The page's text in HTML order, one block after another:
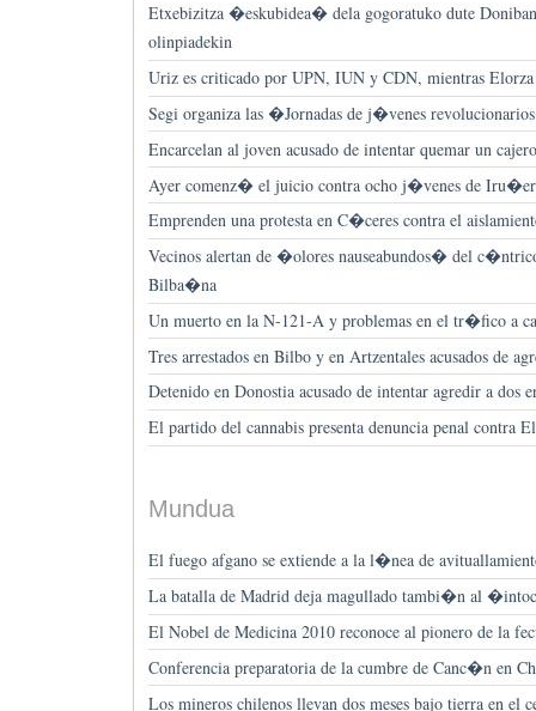
Etxebizitza �eskubidea� dela gogoratuko dute
olinpiadekin
Uriz es criticado por UPN, IUN y CDN, mientras Elorza
Segi organiza las �Jornadas de j�venes
Encarcelan al joven acusado de intentar quemar un
Ayer comenz� el juicio contra ocho j�venes de
Emprenden una protesta en C�ceres contra el
Vecinos alertan de �olores nauseabundos� del
Bilba�na
Un muerto en la N-121-A y problemas en el tr�fico a
Tres arrestados en Bilbo y en Artzentales acusados de
Detenido en Donostia acusado de intentar agredir a dos
El partido del cannabis presenta denuncia penal contra
Mundua
El fuego afgano se extiende a la l�nea de
La batalla de Madrid deja magullado tambi�n al
El Nobel de Medicina 2010 reconoce al pionero de
Conferencia preparatoria de la cumbre de Canc�n en
Los mineros chilenos llevan dos meses bajo tierra en el